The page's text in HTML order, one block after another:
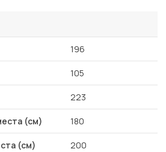
196
105
223
(см) 180
(см) 200